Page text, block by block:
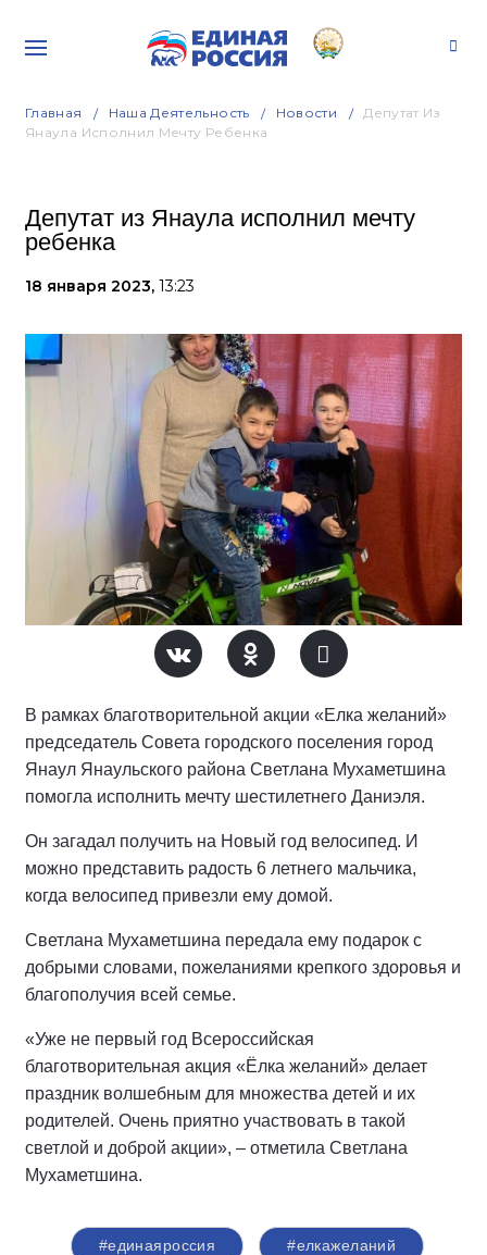
Главная Наша Деятельность Новости
Депутат Из
Янаула Исполнил Мечту Ребенка
Депутат из Янаула исполнил мечту
ребенка
18 января 2023, 13:23
В рамках благотворительной акции «Елка желаний»
председатель Совета городского поселения город
Янаул Янаульского района Светлана Мухаметшина
помогла исполнить мечту шестилетнего Даниэля.
Он загадал получить на Новый год велосипед. И
можно представить радость 6 летнего мальчика,
когда велосипед привезли ему домой.
Светлана Мухаметшина передала ему подарок с
добрыми словами, пожеланиями крепкого здоровья и
благополучия всей семье.
«Уже не первый год Всероссийская
благотворительная акция «Ёлка желаний» делает
праздник волшебным для множества детей и их
родителей. Очень приятно участвовать в такой
светлой и доброй акции», – отметила Светлана
Мухаметшина.
#единаяроссия #елкажеланий